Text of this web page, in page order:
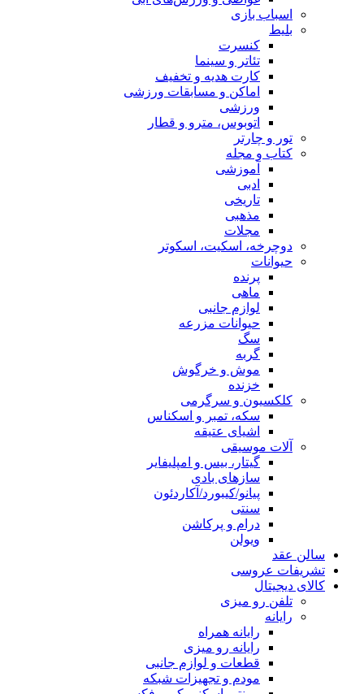
اسباب‌ بازی
بلیط
کنسرت
تئاتر و سینما
کارت هدیه و تخفیف
اماکن و مسابقات ورزشی
ورزشی
اتوبوس، مترو و قطار
تور و چارتر
کتاب و مجله
آموزشی
ادبی
تاریخی
مذهبی
مجلات
دوچرخه، اسکیت، اسکوتر
حیوانات
پرنده
ماهی
لوازم جانبی
حیوانات مزرعه
سگ
گربه
موش و خرگوش
خزنده
کلکسیون و سرگرمی
سکه، تمبر و اسکناس
اشیای عتیقه
آلات موسیقی
گیتار، بیس و امپلیفایر
سازهای بادی
پیانو/کیبورد/آکاردئون
سنتی
درام و پرکاشن
ویولن
سالن عقد
تشریفات عروسی
کالای دیجیتال
تلفن رو میزی
رایانه
رایانه همراه
رایانه رو میزی
قطعات و لوازم جانبی
مودم و تجهیزات شبکه